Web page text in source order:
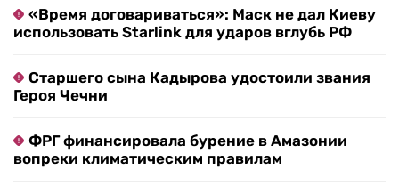
«Время договариваться»: Маск не дал Киеву
использовать Starlink для ударов вглубь РФ
Старшего сына Кадырова удостоили звания
Героя Чечни
ФРГ финансировала бурение в Амазонии
вопреки климатическим правилам